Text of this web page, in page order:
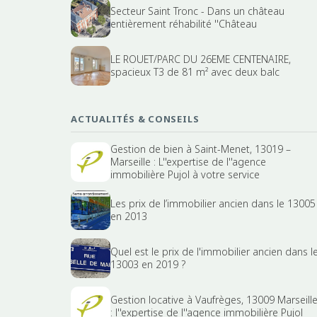
Secteur Saint Tronc - Dans un château
entièrement réhabilité ''Château
LE ROUET/PARC DU 26EME CENTENAIRE,
spacieux T3 de 81 m² avec deux balc
ACTUALITÉS & CONSEILS
Gestion de bien à Saint-Menet, 13019 –
Marseille : L''expertise de l''agence
immobilière Pujol à votre service
Les prix de l’immobilier ancien dans le 13005
en 2013
Quel est le prix de l'immobilier ancien dans
13003 en 2019 ?
Gestion locative à Vaufrèges, 13009 Marseille
: l''expertise de l''agence immobilière Pujol